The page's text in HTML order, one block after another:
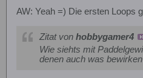
AW: Yeah =) Die ersten Loops
Zitat von hobbygamer4
Wie siehts mit
denen auch was